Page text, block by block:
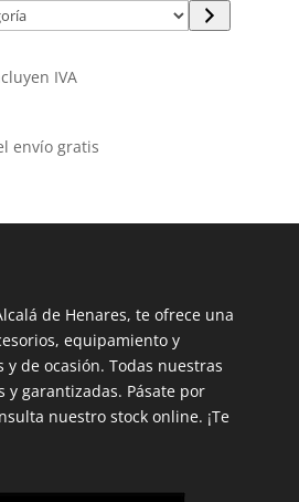
IVA
envío gratis
de Henares, te ofrece una
equipamiento y
y de ocasión. Todas nuestras
y garantizadas. Pásate por
nuestro stock online. ¡Te